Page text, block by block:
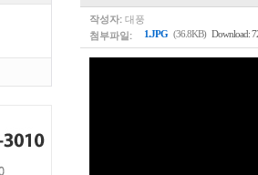
작성자: 대풍
첨부파일:
1.JPG (36.8KB) Download: